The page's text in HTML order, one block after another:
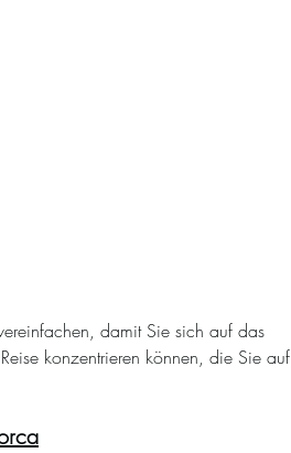
damit Sie sich auf das
konzentrieren können, die Sie auf